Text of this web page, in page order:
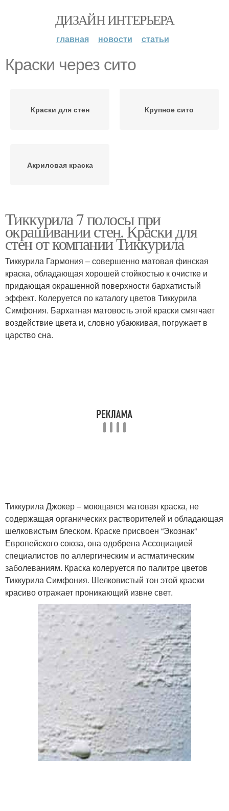
ДИЗАЙН ИНТЕРЬЕРА
главная новости статьи
Краски через сито
Краски для стен Крупное сито
Акриловая краска
Тиккурила 7 полосы при
окрашивании стен. Краски для
стен от компании Тиккурила
Тиккурила Гармония – совершенно матовая финская
краска, обладающая хорошей стойкостью к очистке и
придающая окрашенной поверхности бархатистый
эффект. Колеруется по каталогу цветов Тиккурила
Симфония. Бархатная матовость этой краски смягчает
воздействие цвета и, словно убаюкивая, погружает в
царство сна.
Тиккурила Джокер – моющаяся матовая краска, не
содержащая органических растворителей и обладающая
шелковистым блеском. Краске присвоен “Экознак“
Европейского союза, она одобрена Ассоциацией
специалистов по аллергическим и астматическим
заболеваниям. Краска колеруется по палитре цветов
Тиккурила Симфония. Шелковистый тон этой краски
красиво отражает проникающий извне свет.